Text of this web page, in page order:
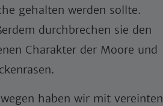
gehalten werden sollte.
durchbrechen sie den
Charakter der Moore und
haben wir mit vereinten